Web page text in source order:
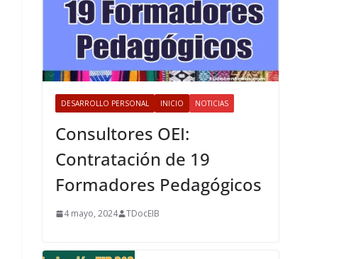
DESARROLLO PERSONAL INICIO NOTICIAS
Consultores OEI:
Contratación de 19
Formadores Pedagógicos
4 mayo, 2024 TDocEIB